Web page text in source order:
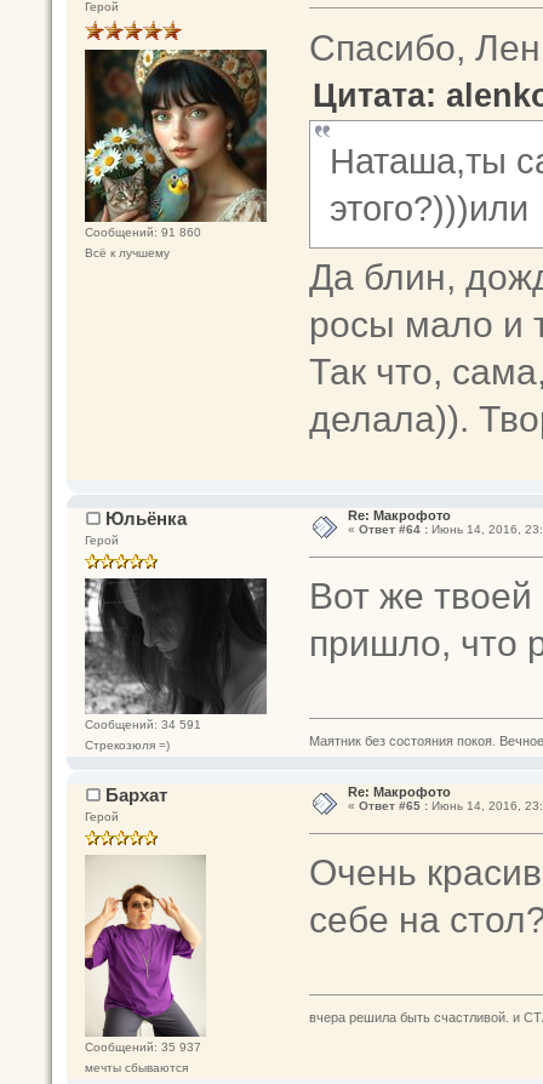
Герой
Сообщений: 91 860
Всё к лучшему
Спасибо, Лен
Цитата:
Наташа,ты
Да блин,
росы мало и
Так что,
делала)).
Юльёнка
Герой
Сообщений: 34 591
Стрекозюля =)
Re: Макрофото
« Ответ #64 :Июнь 14, 2016,
Вот же
пришло, что
Маятник без состояния покоя. Вечное
Бархат
Герой
Сообщений: 35 937
мечты сбываются
Re: Макрофото
« Ответ #65 :Июнь 14, 2016,
Очень
себе на
вчера решила быть счастливой. и